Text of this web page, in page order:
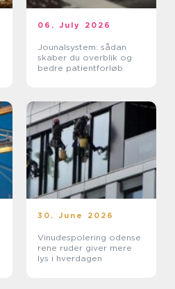
06. July 2026
Jounalsystem: sådan
skaber du overblik og
bedre patientforløb
30. June 2026
Vinudespolering odense
rene ruder giver mere
lys i hverdagen